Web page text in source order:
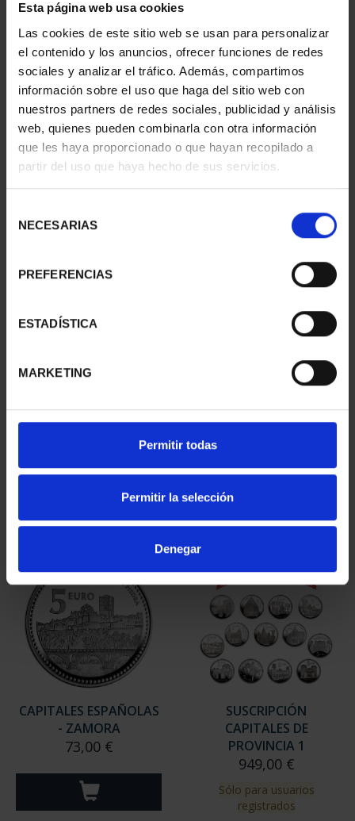
Esta página web usa cookies
Las cookies de este sitio web se usan para personalizar
el contenido y los anuncios, ofrecer funciones de redes
sociales y analizar el tráfico. Además, compartimos
información sobre el uso que haga del sitio web con
nuestros partners de redes sociales, publicidad y análisis
web, quienes pueden combinarla con otra información
que les haya proporcionado o que hayan recopilado a
partir del uso que haya hecho de sus servicios.
NECESARIAS
PREFERENCIAS
ESTADÍSTICA
MARKETING
Permitir todas
Permitir la selección
Denegar
CAPITALES ESPAÑOLAS
- SEGOVIA
73,00 €
CAPITALES ESPAÑOLAS
- SALAMANCA
73,00 €
CAPITALES ESPAÑOLAS
CAPITALES ESPAÑOLAS
CAPITALES ESPAÑOLAS
- ZAMORA
73,00 €
SUSCRIPCIÓN
CAPITALES DE
PROVINCIA 1
949,00 €
Sólo para usuarios
registrados